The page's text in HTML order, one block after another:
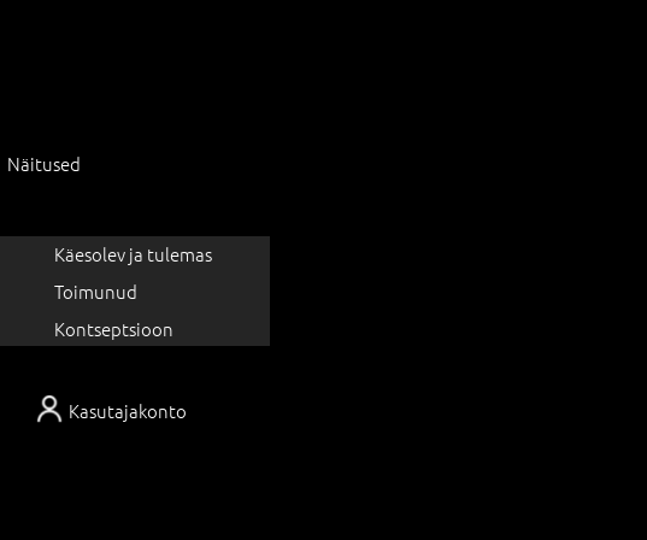
Kasutajakonto
Näitused
Käesolev ja tulemas
Toimunud
Kontseptsioon